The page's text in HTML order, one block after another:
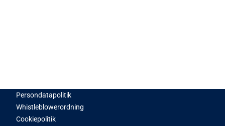
Persondatapolitik
Whistleblowerordning
Cookiepolitik